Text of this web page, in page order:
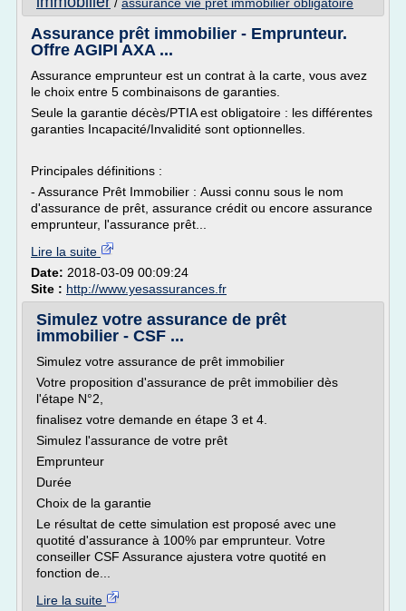
Assurance prêt immobilier - Emprunteur.
Offre AGIPI AXA ...
Assurance emprunteur est un contrat à la carte, vous avez
le choix entre 5 combinaisons de garanties.
Seule la garantie décès/PTIA est obligatoire : les différentes
garanties Incapacité/Invalidité sont optionnelles.
Principales définitions :
- Assurance Prêt Immobilier : Aussi connu sous le nom
d'assurance de prêt, assurance crédit ou encore assurance
emprunteur, l'assurance prêt...
Lire la suite
Date: 2018-03-09 00:09:24
Site : http://www.yesassurances.fr
Simulez votre assurance de prêt
immobilier - CSF ...
Simulez votre assurance de prêt immobilier
Votre proposition d'assurance de prêt immobilier dès
l'étape N°2,
finalisez votre demande en étape 3 et 4.
Simulez l'assurance de votre prêt
Emprunteur
Durée
Choix de la garantie
Le résultat de cette simulation est proposé avec une
quotité d'assurance à 100% par emprunteur. Votre
conseiller CSF Assurance ajustera votre quotité en
fonction de...
Lire la suite